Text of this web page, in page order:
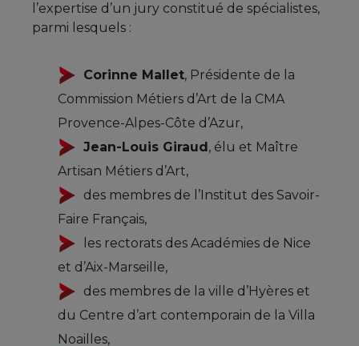
l’expertise d’un jury constitué de spécialistes,
parmi lesquels :
Corinne Mallet, Présidente de la
Commission Métiers d’Art de la CMA
Provence-Alpes-Côte d’Azur,
Jean-Louis Giraud , élu et Maître
Artisan Métiers d’Art,
des membres de l’Institut des Savoir-
Faire Français,
les rectorats des Académies de Nice
et d’Aix-Marseille,
des membres de la ville d’Hyères et
du Centre d’art contemporain de la Villa
Noailles,